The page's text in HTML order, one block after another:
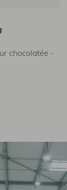
chocolatée -